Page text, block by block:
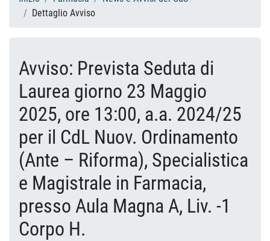
Dettaglio Avviso
Avviso: Prevista Seduta di
Laurea giorno 23 Maggio
2025, ore 13:00, a.a. 2024/25
per il CdL Nuov. Ordinamento
(Ante – Riforma), Specialistica
e Magistrale in Farmacia,
presso Aula Magna A, Liv. -1
Corpo H.